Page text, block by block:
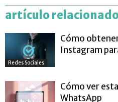
artículo
Redes Sociales
Cómo
Instagram
Cómo ver
WhatsApp